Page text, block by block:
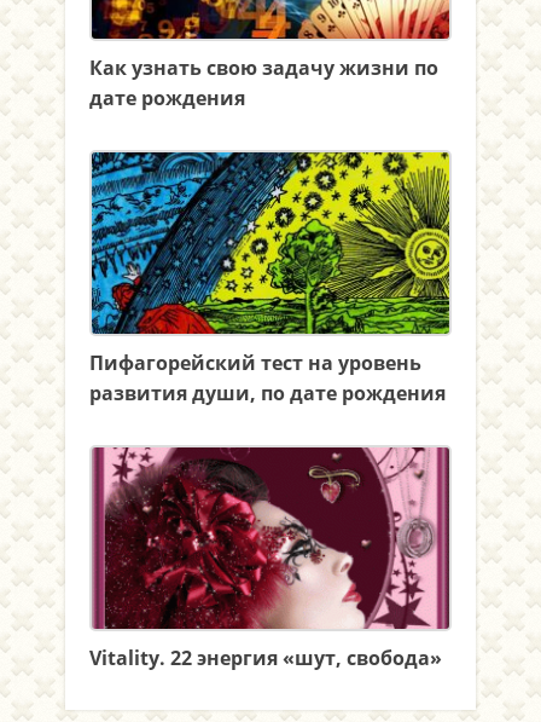
Как узнать свою задачу жизни по
дате рождения
Пифагорейский тест на уровень
развития души, по дате рождения
Vitality. 22 энергия «шут, свобода»